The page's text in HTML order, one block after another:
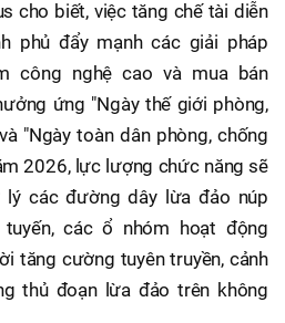
cho biết, việc tăng chế tài diễn
phủ đẩy mạnh các giải pháp
công nghệ cao và mua bán
ứng "Ngày thế giới phòng,
"Ngày toàn dân phòng, chống
2026, lực lượng chức năng sẽ
các đường dây lừa đảo núp
các ổ nhóm hoạt động
tăng cường tuyên truyền, cảnh
thủ đoạn lừa đảo trên không